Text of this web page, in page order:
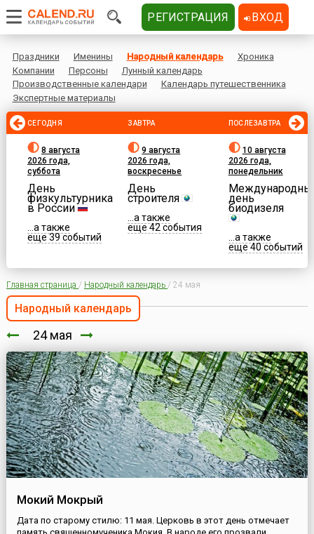
Праздники Именины Народный календарь
Хроника
Компании
Персоны
Лунный календарь
Производственные календари
Календарь путешественника
Экспертные материалы
СЕГОДНЯ
8 августа
2026 года,
суббота
День
физкультурника
в России
...а также
еще 39 событий
ЗАВТРА
9 августа
2026 года,
воскресенье
День
строителя
...а также
еще 42 события
ПОСЛЕЗАВТРА
10 августа
2026 года,
понедельник
день
биодизеля
...а также
еще 40 событий
Главная страница / Народный календарь / 24 мая
Народный календарь
24 мая
Мокий Мокрый
Дата по старому стилю: 11 мая. Церковь в этот день отмечает
РЕГИСТРАЦИЯ ВХОД